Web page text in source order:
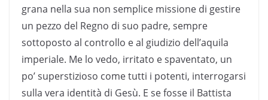
grana nella sua non semplice missione di gestire
un pezzo del Regno di suo padre, sempre
sottoposto al controllo e al giudizio dell’aquila
imperiale. Me lo vedo, irritato e spaventato, un
po’ superstizioso come tutti i potenti, interrogarsi
sulla vera identità di Gesù. E se fosse il Battista